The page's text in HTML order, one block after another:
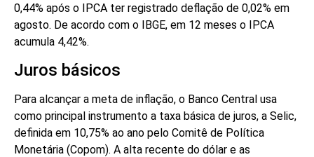
0,44% após o IPCA ter registrado deflação de 0,02% em
agosto. De acordo com o IBGE, em 12 meses o IPCA
acumula 4,42%.
Juros básicos
Para alcançar a meta de inflação, o Banco Central usa
como principal instrumento a taxa básica de juros, a Selic,
definida em 10,75% ao ano pelo Comitê de Política
Monetária (Copom). A alta recente do dólar e as